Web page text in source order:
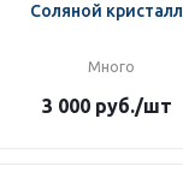
Соляной кристалл
Много
3 000руб./шт